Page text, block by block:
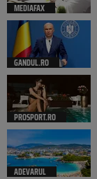
MEDIAFAX
GANDUL.RO
PROSPORT.RO
ADEVARUL